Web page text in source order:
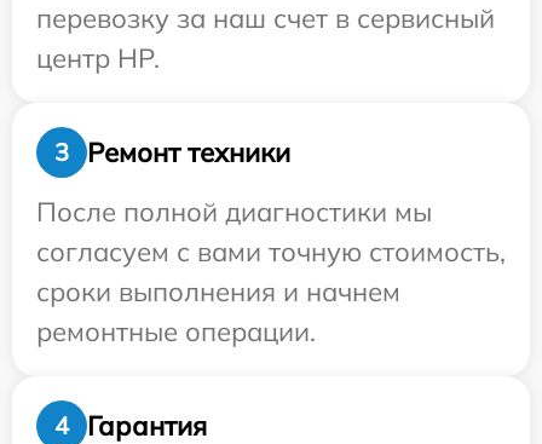
перевозку за наш счет в сервисный
центр HP.
3
Ремонт техники
После полной диагностики мы
согласуем с вами точную стоимость,
сроки выполнения и начнем
ремонтные операции.
4
Гарантия